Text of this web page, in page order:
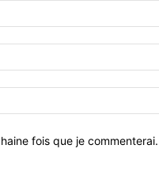
fois que je commenterai.